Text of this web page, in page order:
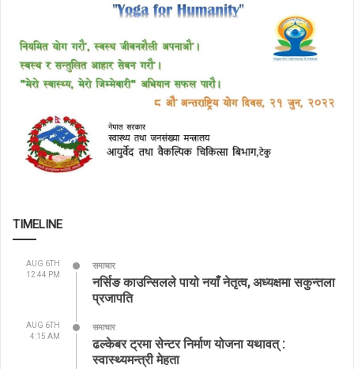
TIMELINE
AUG 6TH
12:44 PM
समाचार
नर्सिङ काउन्सिलले पायो नयाँ नेतृत्व, अध्यक्षमा सकुन्तला
प्रजापति
AUG 6TH
4:15 AM
समाचार
ढल्केबर ट्रमा सेन्टर निर्माण योजना यथावत् :
स्वास्थ्यमन्त्री मेहता